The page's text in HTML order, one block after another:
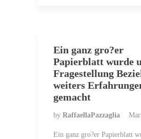
Ein ganz gro?er
Papierblatt wurde
Fragestellung
weiters
gemacht
by RaffaellaPazzaglia
Ein ganz gro?er Papierblatt